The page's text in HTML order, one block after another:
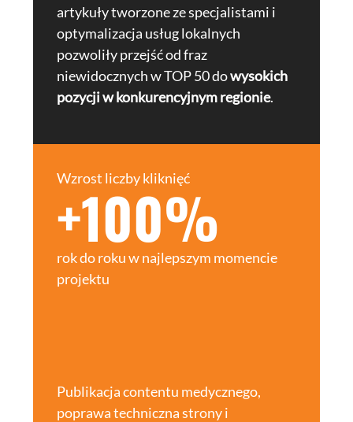
artykuły tworzone ze specjalistami i
optymalizacja usług lokalnych
pozwoliły przejść od fraz
niewidocznych w TOP 50 dowysokich
pozycji w konkurencyjnym regionie.
Wzrost liczby kliknięć
+100%
rok do roku w najlepszym momencie
projektu
Publikacja contentu medycznego,
poprawa techniczna strony i